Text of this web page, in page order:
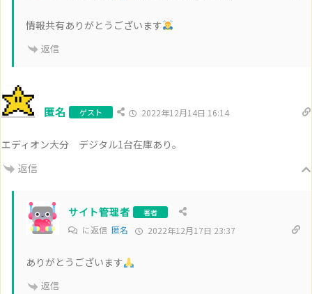
情報共有ありがとうございます
返信
匿名 ゲスト 2022年12月14日 16:14
エディオン大分 デジタル1台在庫あり。
返信
サイト管理者 著者
に返信 匿名 2022年12月17日 23:37
ありがとうございます
返信